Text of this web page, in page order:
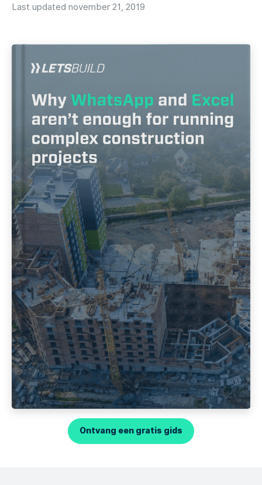
Last updated november 21, 2019
Ontvang een gratis gids